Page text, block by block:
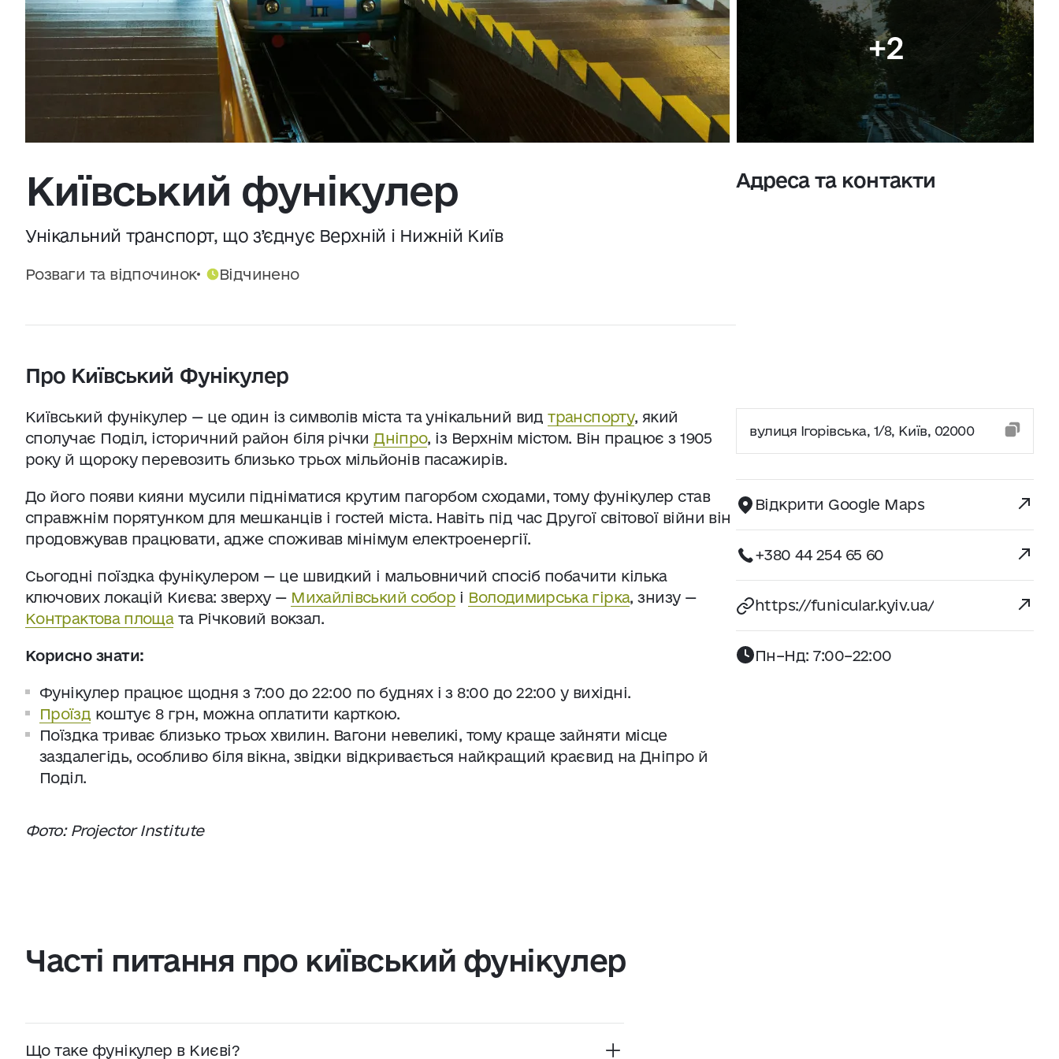
+2
Київський фунікулер
Унікальний транспорт, що з’єднує Верхній і Нижній Київ
Розваги та відпочинок Відчинено
Про Київський Фунікулер
Київський фунікулер — це один із символів міста та унікальний видтранспорту, який
сполучає Поділ, історичний район біля річкиДніпро, із Верхнім містом. Він працює з 1905
року й щороку перевозить близько трьох мільйонів пасажирів.
До його появи кияни мусили підніматися крутим пагорбом сходами, тому фунікулер став
справжнім порятунком для мешканців і гостей міста. Навіть під час Другої світової війни він
продовжував працювати, адже споживав мінімум електроенергії.
Сьогодні поїздка фунікулером — це швидкий і мальовничий спосіб побачити кілька
ключових локацій Києва: зверху — Михайлівський собор і Володимирська гірка, знизу —
Контрактова площата Річковий вокзал.
Корисно знати:
Фунікулер працює щодня з 7:00 до 22:00 по буднях і з 8:00 до 22:00 у вихідні.
Проїзд коштує 8 грн, можна оплатити карткою.
Поїздка триває близько трьох хвилин. Вагони невеликі, тому краще зайняти місце
заздалегідь, особливо біля вікна, звідки відкривається найкращий краєвид на Дніпро й
Поділ.
Фото: Projector Institute
Адреса та контакти
вулиця Ігорівська, 1/8, Київ, 02000
Відкрити Google Maps
+380 44 254 65 60
https://funicular.kyiv.ua/
Пн–Нд: 7:00–22:00
Часті питання про київський фунікулер
Що таке фунікулер в Києві?